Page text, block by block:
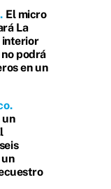
El micro
La
interior
podrá
en un
un